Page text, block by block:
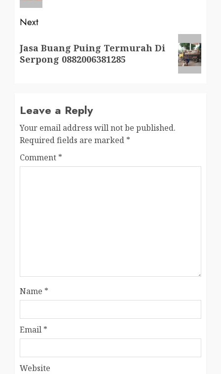
Next
post:
Jasa Buang Puing Termurah Di
Serpong 0882006381285
Leave a Reply
Your email address will not be published.
Required fields are marked *
Comment *
Name *
Email *
Website